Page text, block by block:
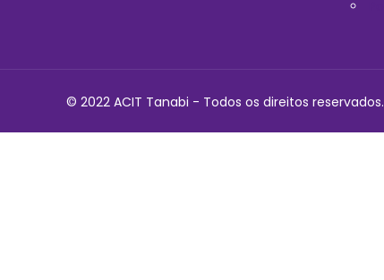
© 2022 ACIT Tanabi - Todos os direitos reservados.